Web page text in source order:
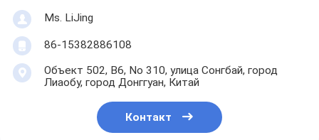
Ms. LiJing
86-15382886108
Объект 502, B6, No 310, улица Сонгбай, город
Лиаобу, город Донггуан, Китай
Контакт